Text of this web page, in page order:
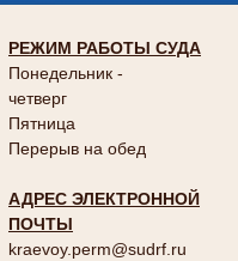
РЕЖИМ РАБОТЫ СУДА
Понедельник -
четверг
Пятница
Перерыв на обед
АДРЕС ЭЛЕКТРОННОЙ
ПОЧТЫ
kraevoy.perm@sudrf.ru